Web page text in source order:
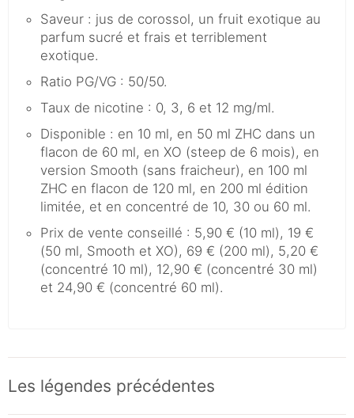
Saveur : jus de corossol, un fruit exotique au
parfum sucré et frais et terriblement
exotique.
Ratio PG/VG : 50/50.
Taux de nicotine : 0, 3, 6 et 12 mg/ml.
Disponible : en 10 ml, en 50 ml ZHC dans un
flacon de 60 ml, en XO (steep de 6 mois), en
version Smooth (sans fraicheur), en 100 ml
ZHC en flacon de 120 ml, en 200 ml édition
limitée, et en concentré de 10, 30 ou 60 ml.
Prix de vente conseillé : 5,90 € (10 ml), 19 €
(50 ml, Smooth et XO), 69 € (200 ml), 5,20 €
(concentré 10 ml), 12,90 € (concentré 30 ml)
et 24,90 € (concentré 60 ml).
Les légendes précédentes